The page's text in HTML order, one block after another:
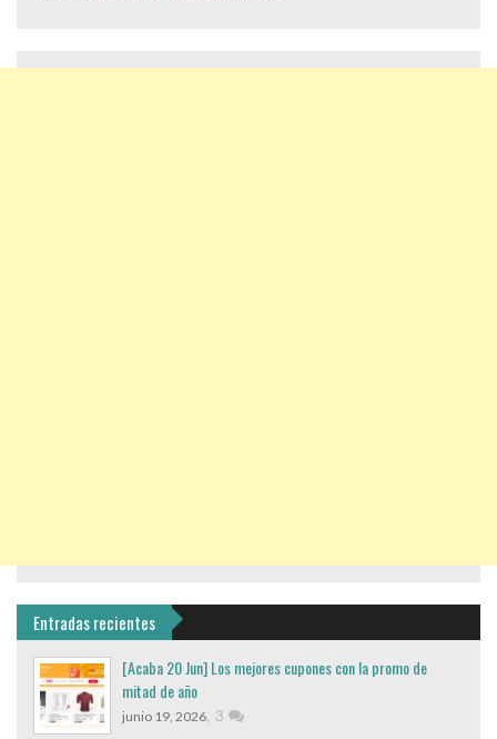
Entradas recientes
[Acaba 20 Jun] Los mejores cupones con la promo de
mitad de año
junio 19, 2026, 3